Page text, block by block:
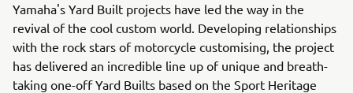
Yamaha's Yard Built projects have led the way in the
revival of the cool custom world. Developing relationships
with the rock stars of motorcycle customising, the project
has delivered an incredible line up of unique and breath-
taking one-off Yard Builts based on the Sport Heritage